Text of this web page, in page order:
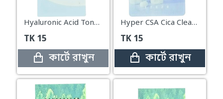
Hyaluronic Acid Toner Mini
TK 15
কার্টে রাখুন
Hyper CSA Cica Cleanser Mini
TK 15
কার্টে রাখুন